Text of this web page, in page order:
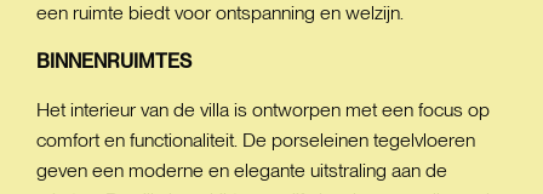
een ruimte biedt voor ontspanning en welzijn.
BINNENRUIMTES
Het interieur van de villa is ontworpen met een focus op
comfort en functionaliteit. De porseleinen tegelvloeren
geven een moderne en elegante uitstraling aan de